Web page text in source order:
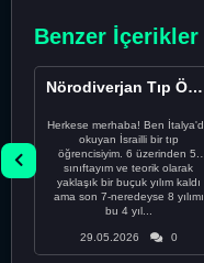
Benzer İçerikler
Nörodiverjan Tıp Öğrencisi Yeni Bir Yol Arıyor
Herkese merhaba! Ben İtalya'da
okuyan İsrailli bir tıp
öğrencisiyim. 6 üzerinden 5.
sınıftayım ve teorik olarak
yaklaşık bir buçuk yılım kaldı
ama son 7-neredeyse 8 yılımı
bu 4 yıl...
29.05.2026 0